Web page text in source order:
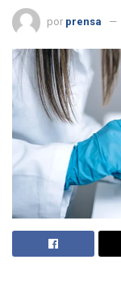
por prensa